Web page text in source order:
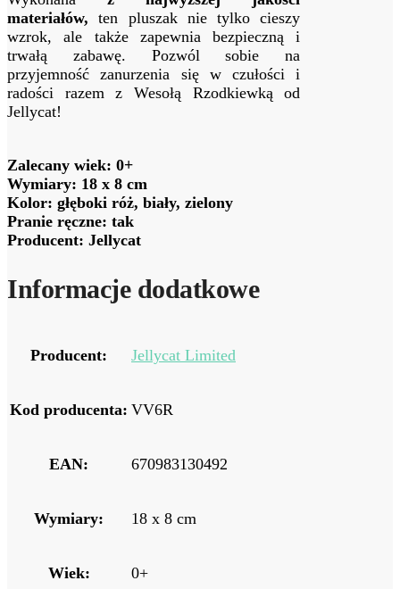
materiałów, ten pluszak nie tylko cieszy
wzrok, ale także zapewnia bezpieczną i
trwałą zabawę. Pozwól sobie na
przyjemność zanurzenia się w czułości i
radości razem z Wesołą Rzodkiewką od
Jellycat!
Zalecany wiek: 0+
Wymiary: 18 x 8 cm
Kolor: głęboki róż, biały, zielony
Pranie ręczne: tak
Producent: Jellycat
Informacje dodatkowe
Producent: Jellycat Limited
Kod producenta: VV6R
EAN: 670983130492
Wymiary: 18 x 8 cm
Wiek: 0+